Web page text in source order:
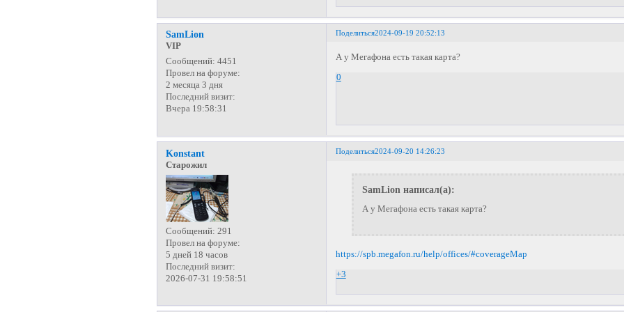
Поделиться2024-09-19 20:52:13
SamLion
VIP
Сообщений: 4451
Провел на форуме:
2 месяца 3 дня
Последний визит:
Вчера 19:58:31
А у Мегафона есть такая карта?
0
Поделиться2024-09-20 14:26:23
Konstant
Старожил
Сообщений: 291
Провел на форуме:
5 дней 18 часов
Последний визит:
2026-07-31 19:58:51
SamLion написал(а):
А у Мегафона есть такая карта?
https://spb.megafon.ru/help/offices/#coverageMap
+3